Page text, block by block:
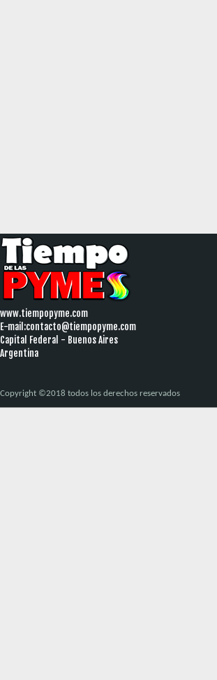
www.tiempopyme.com
E-mail:contacto@tiempopyme.com
Capital Federal - Buenos Aires
Argentina
Copyright ©2018 todos los derechos reservados